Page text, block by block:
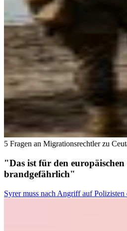
5 Fragen an Migrationsrechtler zu
"Das ist für den
brandgefährlich"
Syrer muss nach Angriff auf Polizisten